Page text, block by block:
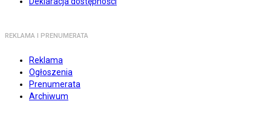
REKLAMA I PRENUMERATA
Reklama
Ogłoszenia
Prenumerata
Archiwum